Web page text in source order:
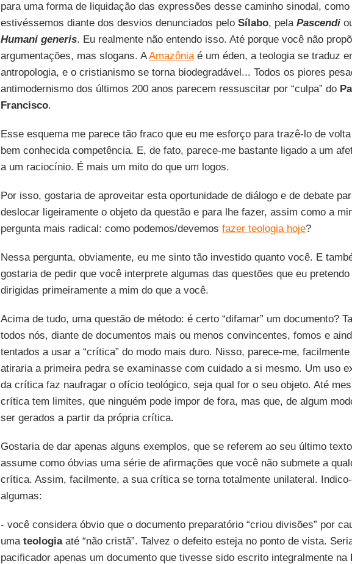
para uma forma de liquidação das expressões desse caminho sinodal, como
estivéssemos diante dos desvios denunciados pelo Sílabo, pela Pascendi
Humani generis. Eu realmente não entendo isso. Até porque você não
argumentações, mas slogans. AAmazôniaé um éden, a teologia se traduz
antropologia, e o cristianismo se torna biodegradável... Todos os piores
antimodernismo dos últimos 200 anos parecem ressuscitar por “culpa” do
Francisco.
Esse esquema me parece tão fraco que eu me esforço para trazê-lo de
bem conhecida competência. E, de fato, parece-me bastante ligado a um
a um raciocínio. É mais um mito do que um logos.
Por isso, gostaria de aproveitar esta oportunidade de diálogo e de debate
deslocar ligeiramente o objeto da questão e para lhe fazer, assim como a
pergunta mais radical: como podemos/devemos fazer teologia hoje?
Nessa pergunta, obviamente, eu me sinto tão investido quanto você. E
gostaria de pedir que você interprete algumas das questões que eu pretendo
dirigidas primeiramente a mim do que a você.
Acima de tudo, uma questão de método: é certo “difamar” um documento?
todos nós, diante de documentos mais ou menos convincentes, fomos e
tentados a usar a “crítica” do modo mais duro. Nisso, parece-me, facilmente
atiraria a primeira pedra se examinasse com cuidado a si mesmo. Um uso
da crítica faz naufragar o ofício teológico, seja qual for o seu objeto. Até
crítica tem limites, que ninguém pode impor de fora, mas que, de algum
ser gerados a partir da própria crítica.
Gostaria de dar apenas alguns exemplos, que se referem ao seu último
assume como óbvias uma série de afirmações que você não submete a
crítica. Assim, facilmente, a sua crítica se torna totalmente unilateral.
algumas:
- você considera óbvio que o documento preparatório “criou divisões” por
uma teologiaaté “não cristã”. Talvez o defeito esteja no ponto de vista.
pacificador apenas um documento que tivesse sido escrito integralmente na